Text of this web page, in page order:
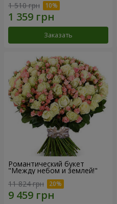
1 510 грн
Заказать
Романтический букет
"Между небом и землей!"
11 824 грн